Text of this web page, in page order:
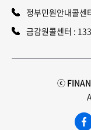
정부민원안내콜센
금감원콜센터 :
ⓒ